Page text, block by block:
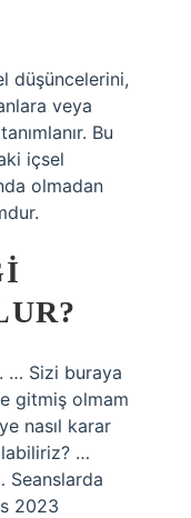
düşüncelerini,
veya
Bu
içsel
olmadan
… Sizi buraya
gitmiş olmam
nasıl karar
…
Seanslarda
2023